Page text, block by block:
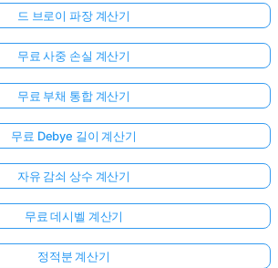
드 브로이 파장 계산기
무료 사중 손실 계산기
무료 부채 통합 계산기
무료 Debye 길이 계산기
자유 감쇠 상수 계산기
무료 데시벨 계산기
정적분 계산기